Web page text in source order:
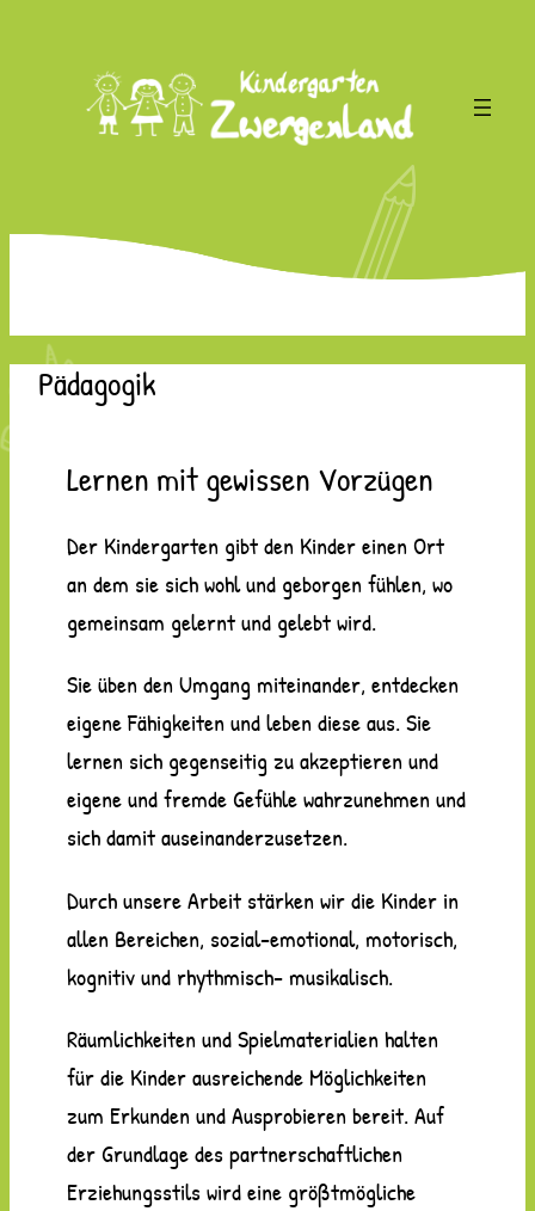
Pädagogik
Lernen mit gewissen Vorzügen
Der Kindergarten gibt den Kinder einen Ort
an dem sie sich wohl und geborgen fühlen, wo
gemeinsam gelernt und gelebt wird.
Sie üben den Umgang miteinander, entdecken
eigene Fähigkeiten und leben diese aus. Sie
lernen sich gegenseitig zu akzeptieren und
eigene und fremde Gefühle wahrzunehmen und
sich damit auseinanderzusetzen.
Durch unsere Arbeit stärken wir die Kinder in
allen Bereichen, sozial-emotional, motorisch,
kognitiv und rhythmisch- musikalisch.
Räumlichkeiten und Spielmaterialien halten
für die Kinder ausreichende Möglichkeiten
zum Erkunden und Ausprobieren bereit. Auf
der Grundlage des partnerschaftlichen
Erziehungsstils wird eine größtmögliche